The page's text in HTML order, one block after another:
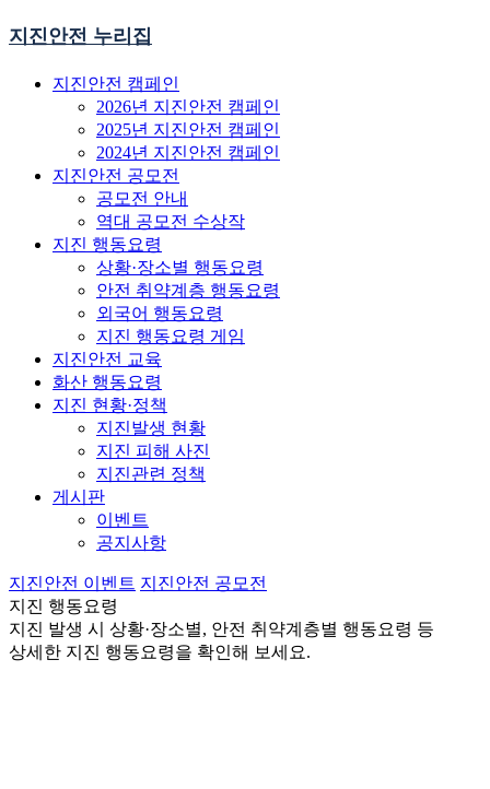
지진안전 누리집
지진안전 캠페인
2026년 지진안전 캠페인
2025년 지진안전 캠페인
2024년 지진안전 캠페인
지진안전 공모전
공모전 안내
역대 공모전 수상작
지진 행동요령
상황·장소별 행동요령
안전 취약계층 행동요령
외국어 행동요령
지진 행동요령 게임
지진안전 교육
화산 행동요령
지진 현황·정책
지진발생 현황
지진 피해 사진
지진관련 정책
게시판
이벤트
공지사항
지진안전 이벤트 지진안전 공모전
지진 행동요령
지진 발생 시 상황·장소별, 안전 취약계층별 행동요령 등
상세한 지진 행동요령을 확인해 보세요.